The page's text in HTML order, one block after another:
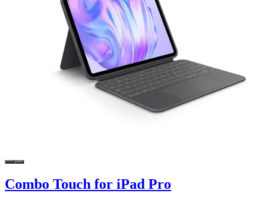
Combo Touch for iPad Pro